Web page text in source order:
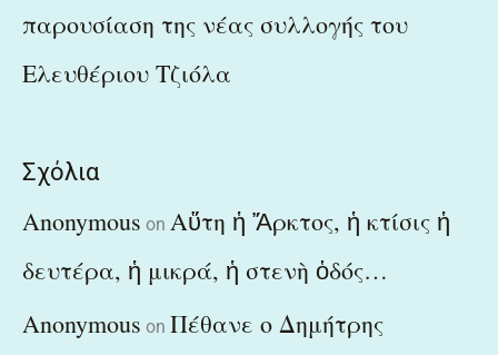
παρουσίαση της νέας συλλογής του
Ελευθέριου Τζιόλα
Σχόλια
Anonymous on Αὕτη ἡ Ἄρκτος, ἡ κτίσις ἡ
δευτέρα, ἡ μικρά, ἡ στενὴ ὁδός…
Anonymous on Πέθανε ο Δημήτρης